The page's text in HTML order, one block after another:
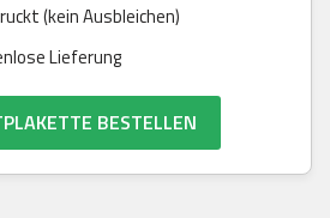
(kein Ausbleichen)
Lieferung
BESTELLEN